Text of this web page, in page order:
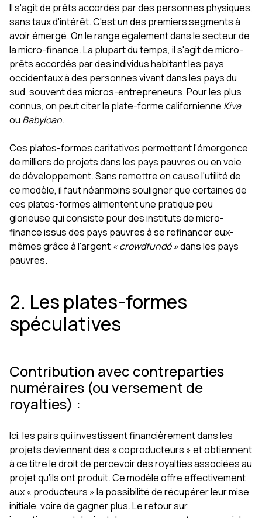
Il s'agit de prêts accordés par des personnes physiques,
sans taux d'intérêt. C'est un des premiers segments à
avoir émergé. On le range également dans le secteur de
la micro-finance. La plupart du temps, il s'agit de micro-
prêts accordés par des individus habitant les pays
occidentaux à des personnes vivant dans les pays du
sud, souvent des micros-entrepreneurs. Pour les plus
connus, on peut citer la plate-forme californienne Kiva
ou Babyloan.
Ces plates-formes caritatives permettent l'émergence
de milliers de projets dans les pays pauvres ou en voie
de développement. Sans remettre en cause l'utilité de
ce modèle, il faut néanmoins souligner que certaines de
ces plates-formes alimentent une pratique peu
glorieuse qui consiste pour des instituts de micro-
finance issus des pays pauvres à se refinancer eux-
mêmes grâce à l'argent « crowdfundé »dans les pays
pauvres.
2. Les plates-formes
spéculatives
Contribution avec contreparties
numéraires (ou versement de
royalties) :
Ici, les pairs qui investissent financièrement dans les
projets deviennent des « coproducteurs » et obtiennent
à ce titre le droit de percevoir des royalties associées au
projet qu'ils ont produit. Ce modèle offre effectivement
aux « producteurs » la possibilité de récupérer leur mise
initiale, voire de gagner plus. Le retour sur